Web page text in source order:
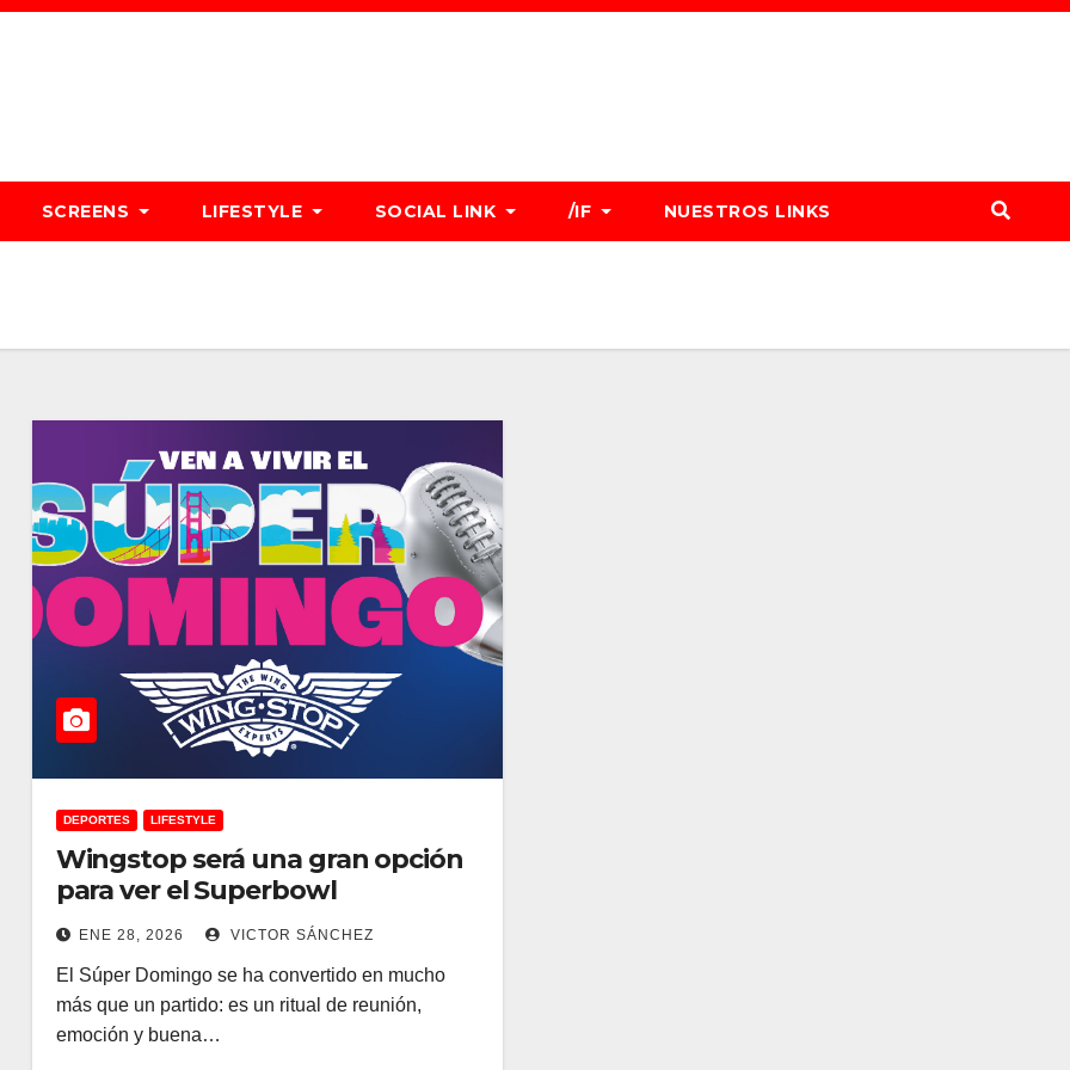
SCREENS LIFESTYLE SOCIAL LINK /IF NUESTROS LINKS
DEPORTES LIFESTYLE
Wingstop será una gran opción
para ver el Superbowl
ENE 28, 2026 VICTOR SÁNCHEZ
El Súper Domingo se ha convertido en mucho
más que un partido: es un ritual de reunión,
emoción y buena…